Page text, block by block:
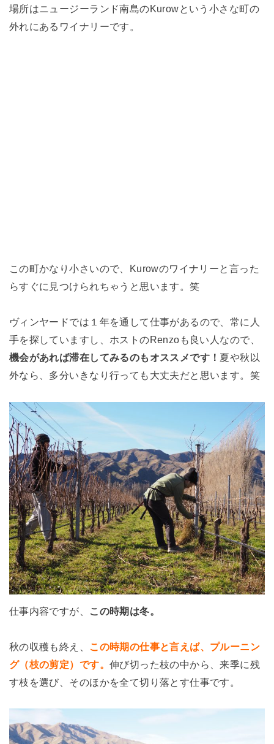
場所はニュージーランド南島のKurowという小さな町の
外れにあるワイナリーです。
この町かなり小さいので、Kurowのワイナリーと言った
らすぐに見つけられちゃうと思います。笑
ヴィンヤードでは１年を通して仕事があるので、常に人
手を探していますし、ホストのRenzoも良い人なので、
機会があれば滞在してみるのもオススメです！ 夏や秋以
外なら、多分いきなり行っても大丈夫だと思います。笑
仕事内容ですが、 この時期は冬。
秋の収穫も終え、 この時期の仕事と言えば、プルーニン
グ（枝の剪定）です。 伸び切った枝の中から、来季に残
す枝を選び、そのほかを全て切り落とす仕事です。